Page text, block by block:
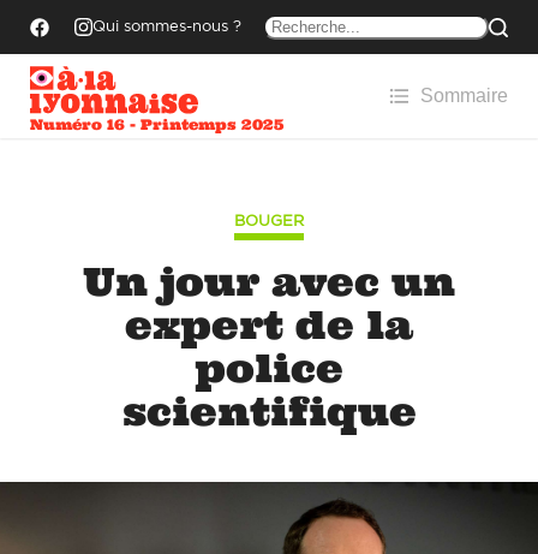
Qui sommes-nous ?
Numéro 16 - Printemps 2025
Sommaire
BOUGER
Un jour avec un
expert de la
police
scientifique